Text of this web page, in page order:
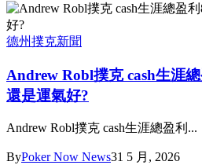
德州撲克新聞
Andrew Robl撲克 cash生涯
還是運氣好?
Andrew Robl撲克 cash生涯總盈利...
ByPoker Now News31 5 月, 2026